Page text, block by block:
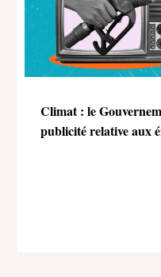
Climat : le
publicité relative aux